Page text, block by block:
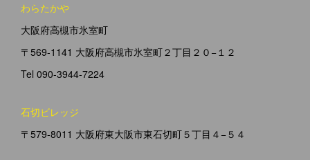
わらたかや
大阪府高槻市氷室町
〒569-1141 大阪府高槻市氷室町２丁目２０−１２
Tel 090-3944-7224
石切ビレッジ
〒579-8011 大阪府東大阪市東石切町５丁目４−５４